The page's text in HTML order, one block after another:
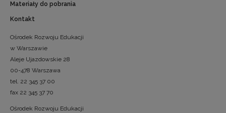
Materiały do pobrania
Kontakt
Ośrodek Rozwoju Edukacji
w Warszawie
Aleje Ujazdowskie 28
00-478 Warszawa
tel. 22 345 37 00
fax 22 345 37 70
Ośrodek Rozwoju Edukacji